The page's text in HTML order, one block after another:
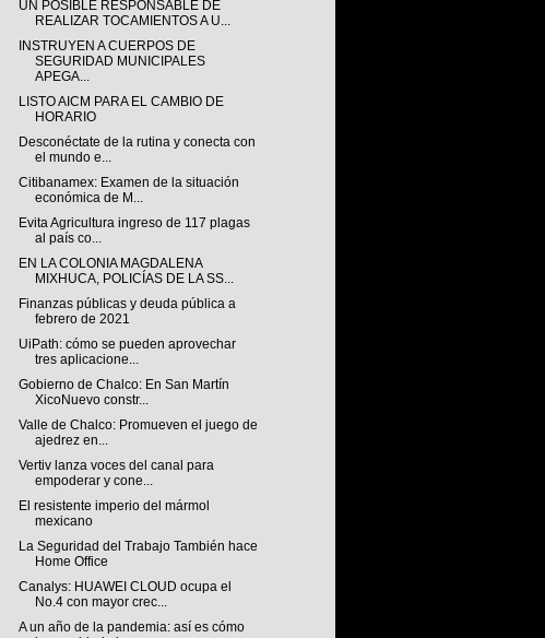
UN POSIBLE RESPONSABLE DE
REALIZAR TOCAMIENTOS A U...
INSTRUYEN A CUERPOS DE
SEGURIDAD MUNICIPALES
APEGA...
LISTO AICM PARA EL CAMBIO DE
HORARIO
Desconéctate de la rutina y conecta con
el mundo e...
Citibanamex: Examen de la situación
económica de M...
Evita Agricultura ingreso de 117 plagas
al país co...
EN LA COLONIA MAGDALENA
MIXHUCA, POLICÍAS DE LA SS...
Finanzas públicas y deuda pública a
febrero de 2021
UiPath: cómo se pueden aprovechar
tres aplicacione...
Gobierno de Chalco: En San Martín
XicoNuevo constr...
Valle de Chalco: Promueven el juego de
ajedrez en...
Vertiv lanza voces del canal para
empoderar y cone...
El resistente imperio del mármol
mexicano
La Seguridad del Trabajo También hace
Home Office
Canalys: HUAWEI CLOUD ocupa el
No.4 con mayor crec...
A un año de la pandemia: así es cómo